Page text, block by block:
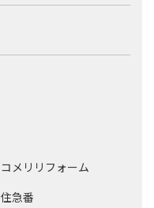
コメリリフォーム
住急番